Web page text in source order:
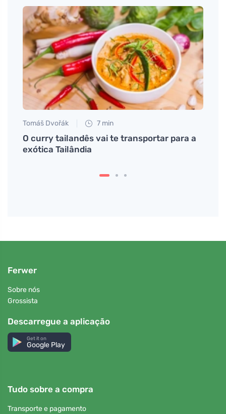
Tomáš Dvořák 7 min
O curry tailandês vai te transportar para a
exótica Tailândia
Ferwer
Sobre nós
Grossista
Descarregue a aplicação
Get it on
Google Play
Tudo sobre a compra
Transporte e pagamento